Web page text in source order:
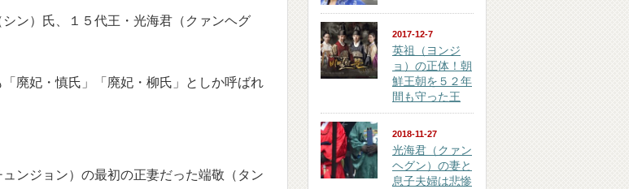
ン）氏、１５代王・光海君（クァンヘグ
廃妃・慎氏」「廃妃・柳氏」としか呼ばれ
ンジョン）の最初の正妻だった端敬（タン
2017-12-7
英祖（ヨンジ
ョ）の正体！朝
鮮王朝を５２年
間も守った王
2018-11-27
光海君（クァン
ヘグン）の妻と
息子夫婦は悲惨